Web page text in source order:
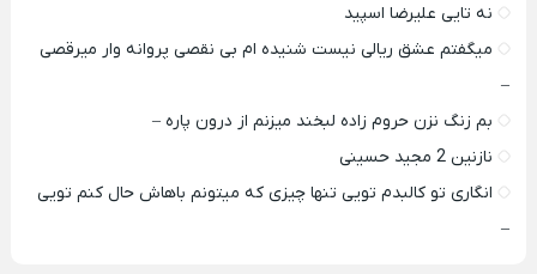
نه تایی علیرضا اسپید
میگفتم عشق ریالی نیست شنیده ام بی نقصی پروانه وار میرقصی
–
بم زنگ نزن حروم زاده لبخند میزنم از درون پاره –
نازنین 2 مجید حسینی
انگاری تو کالبدم تویی تنها چیزی که میتونم باهاش حال کنم تویی
–